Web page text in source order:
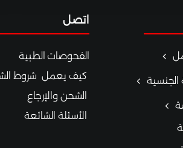
الجنسية
اتصل
الفحوصات الطبية
كيف يعمل شروط
الشحن والإرجاع
الأسئلة الشائعة